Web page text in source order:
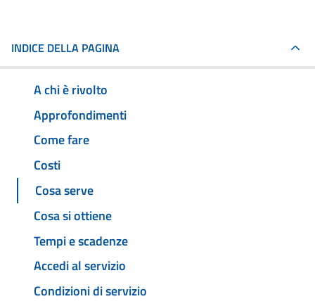
INDICE DELLA PAGINA
A chi è rivolto
Approfondimenti
Come fare
Costi
Cosa serve
Cosa si ottiene
Tempi e scadenze
Accedi al servizio
Condizioni di servizio